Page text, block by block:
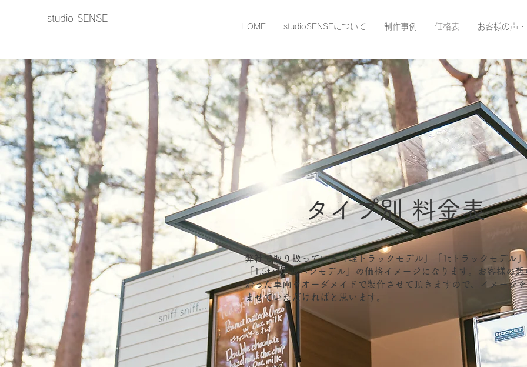
studio SENSE
HOME studioSENSEについて 制作事例 価格表 お客様の声
タイプ別 料金表
​弊社で取り扱っている「軽トラックモデル」「1tトラックモデル」
「1.5tパネルバンモデル」の価格イメージになります。お客様の想
沿った車両をオーダメイドで製作させて頂きますので、イメージ
ませていただければと思います。